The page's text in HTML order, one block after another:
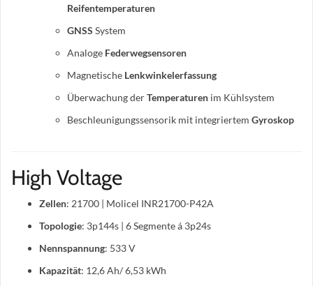
Reifentemperaturen
GNSS System
Analoge Federwegsensoren
Magnetische Lenkwinkelerfassung
Überwachung derTemperaturen im Kühlsystem
Beschleunigungssensorik mit integriertem Gyroskop
High Voltage
Zellen: 21700 | Molicel INR21700-P42A
Topologie: 3p144s | 6 Segmente á 3p24s
Nennspannung: 533 V
Kapazität: 12,6 Ah/ 6,53 kWh